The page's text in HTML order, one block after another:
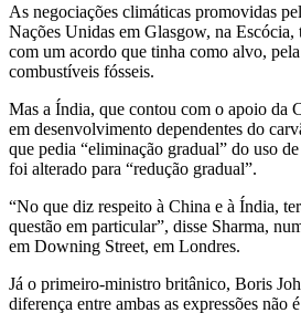
As negociações climáticas promovidas
Nações Unidas em Glasgow, na Escócia,
com um acordo que tinha como alvo,
combustíveis fósseis.
Mas a Índia, que contou com o apoio da
em desenvolvimento dependentes do
que pedia “eliminação gradual” do uso
foi alterado para “redução gradual”.
“No que diz respeito à China e à Índia,
questão em particular”, disse Sharma,
em Downing Street, em Londres.
Já o primeiro-ministro britânico, Boris
diferença entre ambas as expressões não